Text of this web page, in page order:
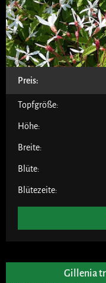
Preis:
Topfgröße:
Höhe:
Breite:
Blüte:
Blütezeite:
Gillenia